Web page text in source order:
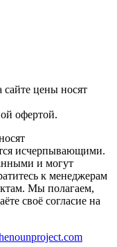
цены носят
офертой.
исчерпывающими.
и могут
к менеджерам
Мы полагаем,
своё согласие на